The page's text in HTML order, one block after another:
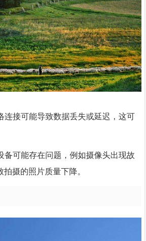
连接可能导致数据丢失或延迟，这可
备可能存在问题，例如摄像头出现故
摄的照片质量下降。